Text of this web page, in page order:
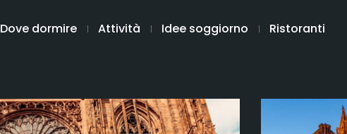
Dove dormire Attività Idee soggiorno Ristoranti